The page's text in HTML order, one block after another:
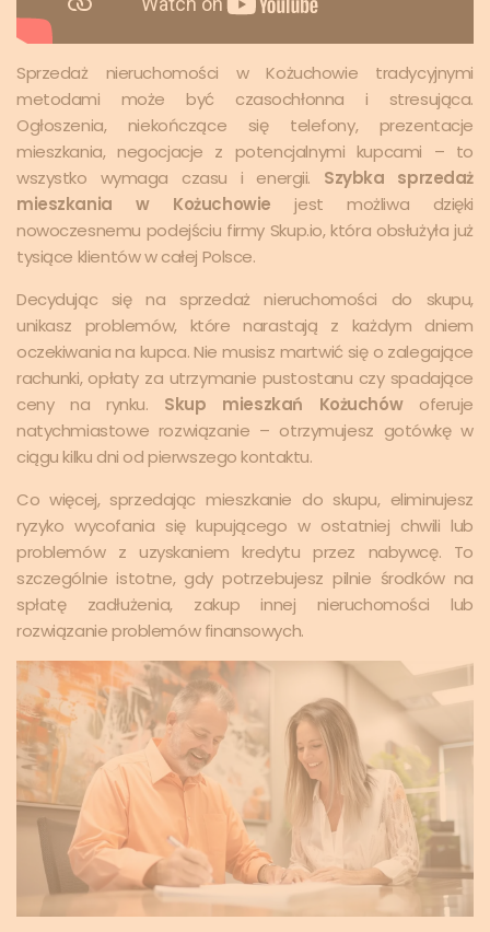
Sprzedaż nieruchomości w Kożuchowie tradycyjnymi
metodami może być czasochłonna i stresująca.
Ogłoszenia, niekończące się telefony, prezentacje
mieszkania, negocjacje z potencjalnymi kupcami – to
wszystko wymaga czasu i energii. Szybka sprzedaż
mieszkania w Kożuchowie jest możliwa dzięki
nowoczesnemu podejściu firmy Skup.io, która obsłużyła już
tysiące klientów w całej Polsce.
Decydując się na sprzedaż nieruchomości do skupu,
unikasz problemów, które narastają z każdym dniem
oczekiwania na kupca. Nie musisz martwić się o zalegające
rachunki, opłaty za utrzymanie pustostanu czy spadające
ceny na rynku. Skup mieszkań Kożuchówoferuje
natychmiastowe rozwiązanie – otrzymujesz gotówkę w
ciągu kilku dni od pierwszego kontaktu.
Co więcej, sprzedając mieszkanie do skupu, eliminujesz
ryzyko wycofania się kupującego w ostatniej chwili lub
problemów z uzyskaniem kredytu przez nabywcę. To
szczególnie istotne, gdy potrzebujesz pilnie środków na
spłatę zadłużenia, zakup innej nieruchomości lub
rozwiązanie problemów finansowych.